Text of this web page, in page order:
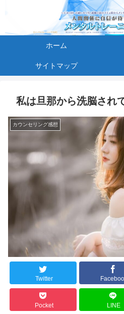
ホーム
サイトマップ
私は旦那から洗脳され
カウンセリング感想
Twitter
Pocket LINE